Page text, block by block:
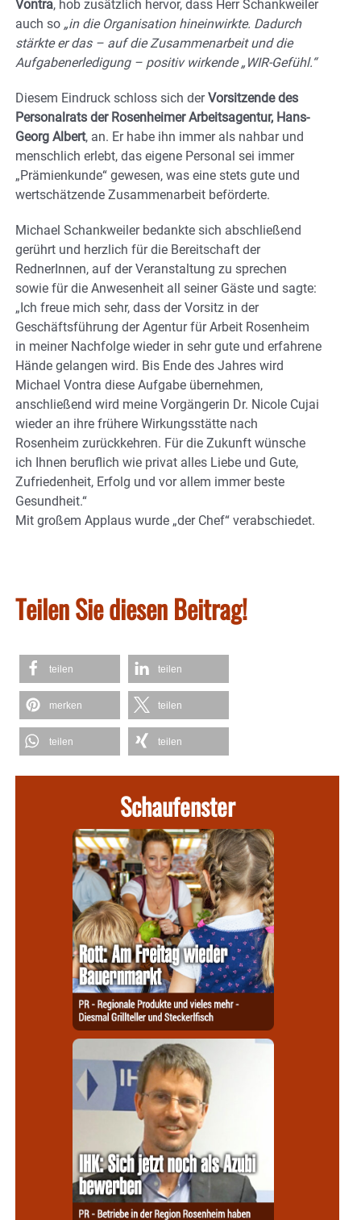
Vontra, hob zusätzlich hervor, dass Herr Schankweiler
auch so „in die Organisation hineinwirkte. Dadurch
stärkte er das – auf die Zusammenarbeit und die
Aufgabenerledigung – positiv wirkende „WIR-Gefühl.“
Diesem Eindruck schloss sich derVorsitzende des
Personalrats der Rosenheimer Arbeitsagentur, Hans-
Georg Albert, an. Er habe ihn immer als nahbar und
menschlich erlebt, das eigene Personal sei immer
„Prämienkunde“ gewesen, was eine stets gute und
wertschätzende Zusammenarbeit beförderte.
Michael Schankweiler bedankte sich abschließend
gerührt und herzlich für die Bereitschaft der
RednerInnen, auf der Veranstaltung zu sprechen
sowie für die Anwesenheit all seiner Gäste und sagte:
„Ich freue mich sehr, dass der Vorsitz in der
Geschäftsführung der Agentur für Arbeit Rosenheim
in meiner Nachfolge wieder in sehr gute und erfahrene
Hände gelangen wird. Bis Ende des Jahres wird
Michael Vontra diese Aufgabe übernehmen,
anschließend wird meine Vorgängerin Dr. Nicole Cujai
wieder an ihre frühere Wirkungsstätte nach
Rosenheim zurückkehren. Für die Zukunft wünsche
ich Ihnen beruflich wie privat alles Liebe und Gute,
Zufriedenheit, Erfolg und vor allem immer beste
Gesundheit.“
Mit großem Applaus wurde „der Chef“ verabschiedet.
Teilen Sie diesen Beitrag!
teilen teilen
merken teilen
teilen teilen
Schaufenster